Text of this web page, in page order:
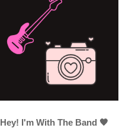
Hey! I'm With The Band 🖤